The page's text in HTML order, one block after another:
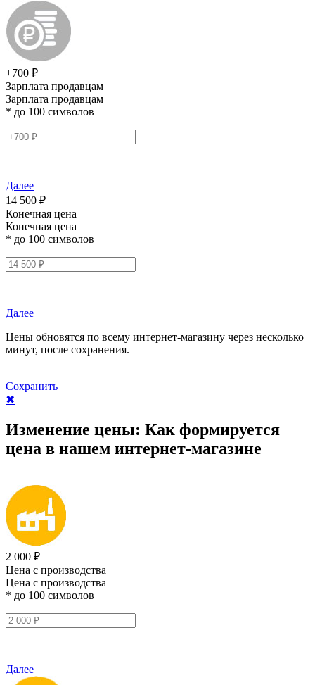
+700 ₽
Зарплата продавцам
Зарплата продавцам
* до 100 символов
Далее
14 500 ₽
Конечная цена
Конечная цена
* до 100 символов
Далее
Цены обновятся по всему интернет-магазину через несколько
минут, после сохранения.
Сохранить
✖
Изменение цены: Как формируется
цена в нашем интернет-магазине
2 000 ₽
Цена с производства
Цена с производства
* до 100 символов
Далее